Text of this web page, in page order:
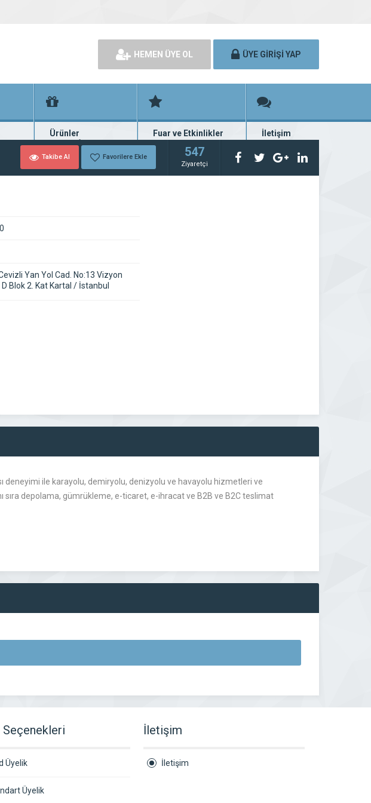
HEMEN ÜYE OL ÜYE GİRİŞİ YAP
Ürünler
Binlerce firma ürünü
Fuar ve Etkinlikler
Fuar ve etkinlik planları
İletişim
Bize ulaşın
Takibe Al Favorilere Ekle 547
Ziyaretçi
Yan Yol Cad. No:13 Vizyon
Blok 2. Kat Kartal / İstanbul
deneyimi ile karayolu, demiryolu, denizyolu ve havayolu hizmetleri ve
depolama, gümrükleme, e-ticaret, e-ihracat ve B2B ve B2C teslimat
Seçenekleri
Üyelik
Üyelik
İletişim
İletişim